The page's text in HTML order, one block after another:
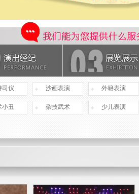
司仪 沙画表演 外籍表演
小丑 杂技武术 少儿表演